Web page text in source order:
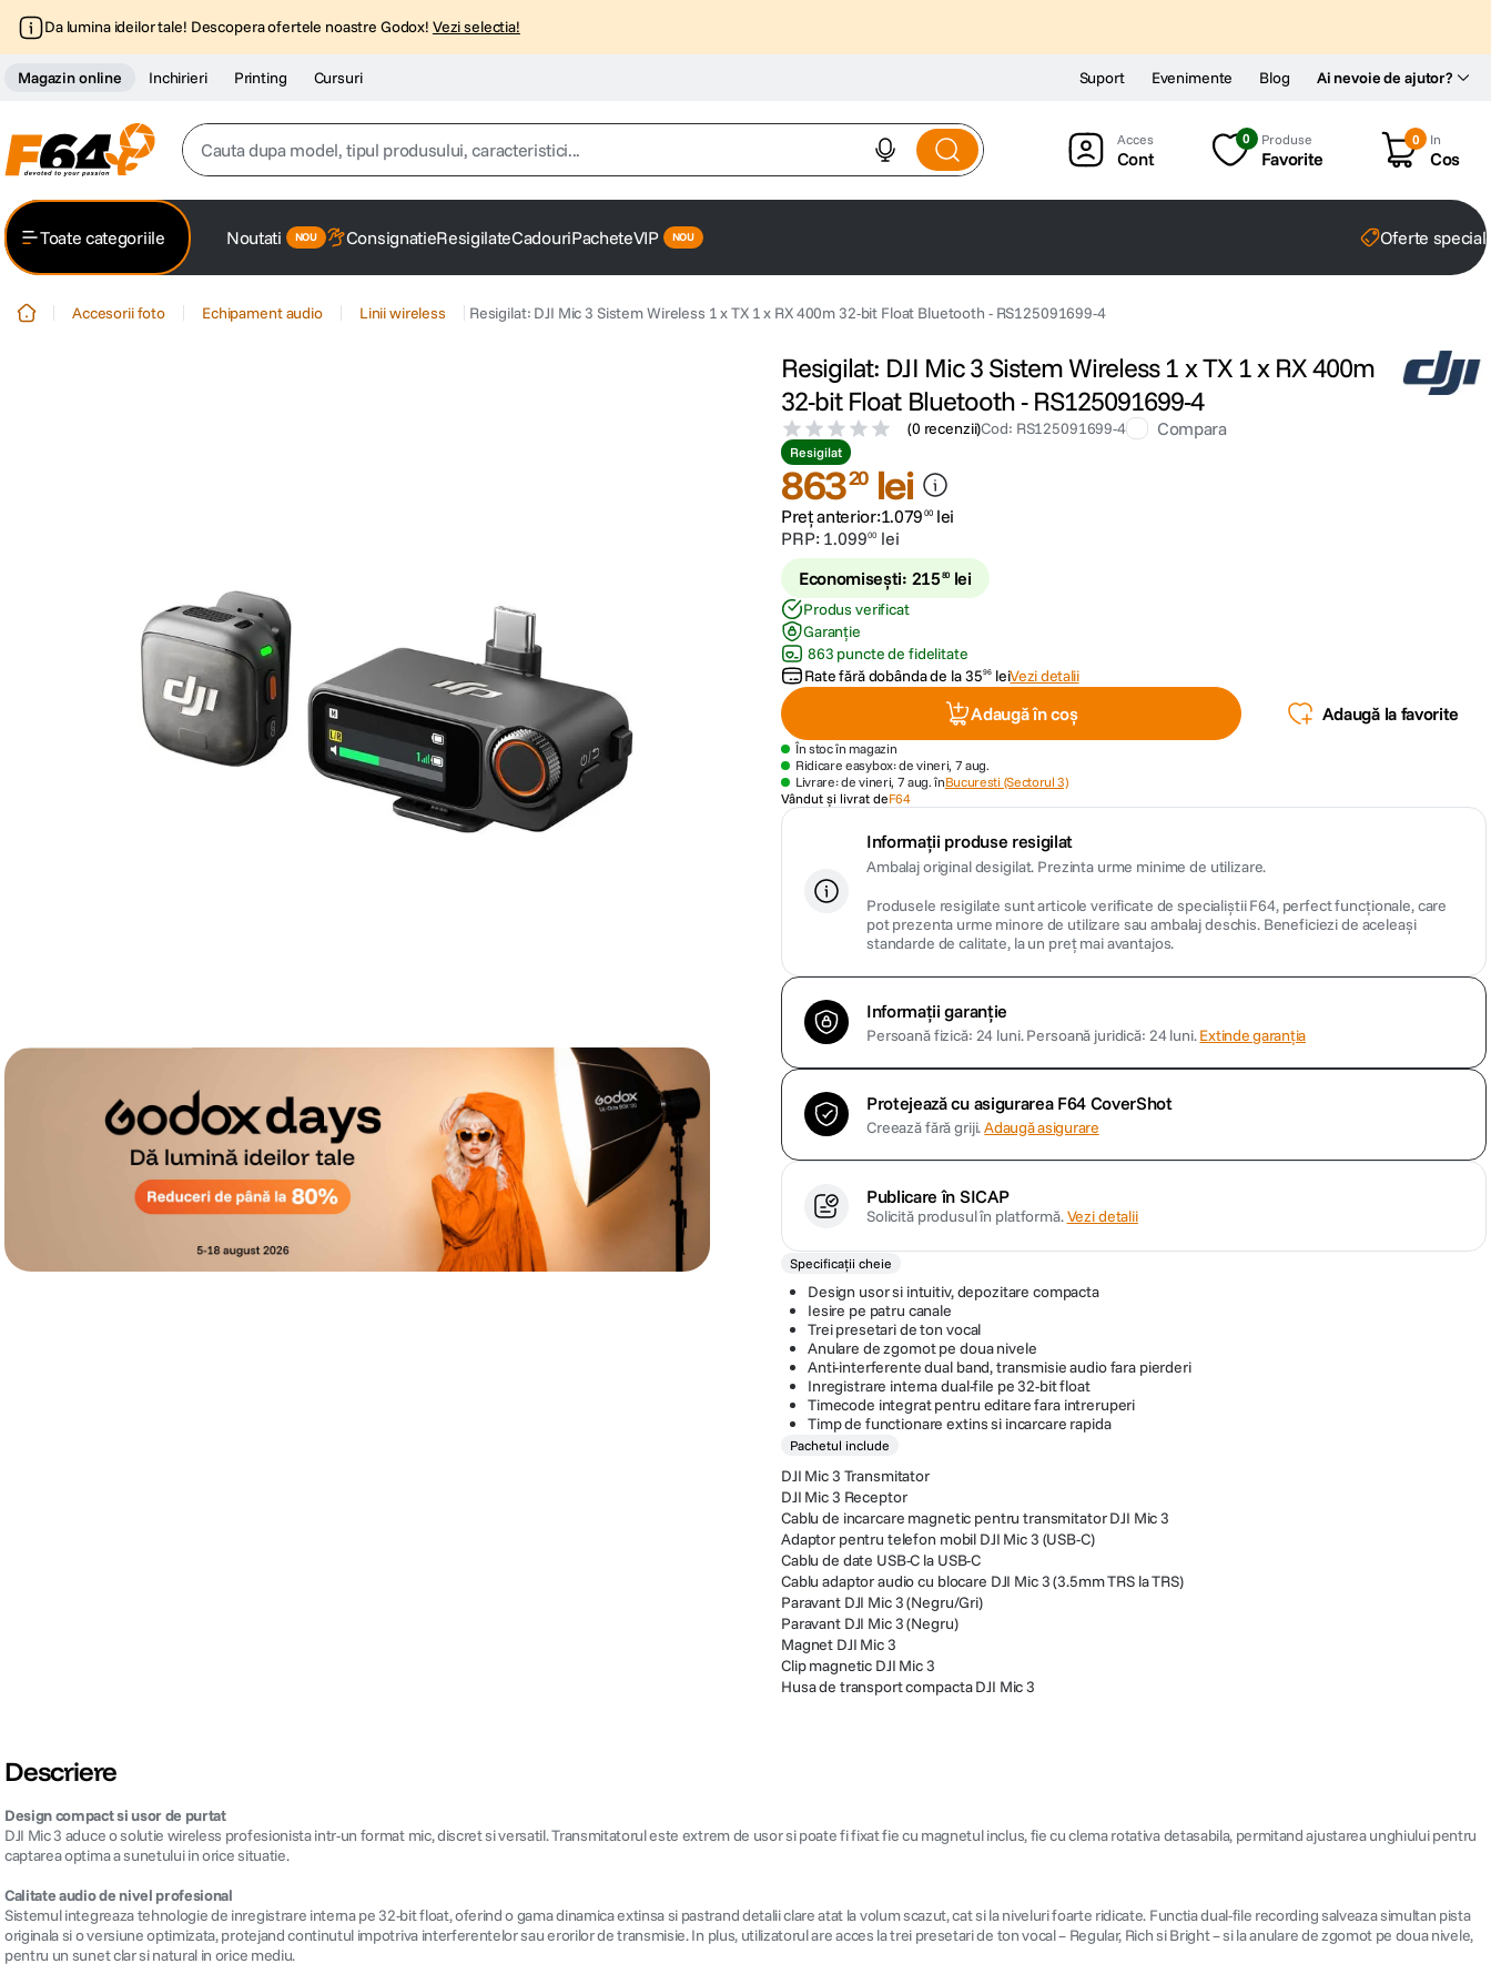
Da lumina ideilor tale! Descopera ofertele noastre Godox! Vezi selectia!
Magazin online Inchirieri Printing Cursuri Ai nevoie de ajutor?
Suport Evenimente Blog
Cauta dupa model, tipul produsului, caracteristici...
2. trepied
7.
. sony fx
dji mic mini
10. dji osmo pocket 4
Cont
0 Produse
Favorite
0 In
Cos
Toate categoriile Noutati ConsignatieResigilateCadouriPacheteVIP Oferte
Accesorii foto Echipament audio Linii wireless Resigilat: DJI Mic 3 Sistem Wireless 1 x TX 1 x RX 400m 32-bit Float Bluetooth - RS125091699-4
Resigilat: DJI Mic 3 Sistem Wireless 1 x TX 1 x RX 400m
32-bit Float Bluetooth - RS125091699-4
(0 recenzii)Cod: RS125091699-4 Compara
Resigilat
86320 lei
Preț anterior:1.079 00 lei
PRP: 1.09900 lei
Economisești: 215 80 lei
Produs verificat
Garanție
863 puncte de fidelitate
Rate fără dobânda de la3596 leiVezi detalii
Adaugă în coș Adaugă la favorite
În stoc în magazin
Ridicare easybox: de vineri, 7 aug.
Livrare: de vineri, 7 aug. înBucuresti (Sectorul 3)
Vândut și livrat deF64
Informații produse resigilat
Ambalaj original desigilat. Prezinta urme minime de utilizare.
Produsele resigilate sunt articole verificate de specialiștii F64, perfect funcționale, care
pot prezenta urme minore de utilizare sau ambalaj deschis. Beneficiezi de aceleași
standarde de calitate, la un preț mai avantajos.
Informații garanție
Persoană fizică: 24 luni.Persoană juridică: 24 luni.Extinde garanția
Protejează cu asigurarea F64 CoverShot
Creează fără griji.Adaugă asigurare
Publicare în SICAP
Solicită produsul în platformă.Vezi detalii
Specificații cheie
Design usor si intuitiv, depozitare compacta
Iesire pe patru canale
Trei presetari de ton vocal
Anulare de zgomot pe doua nivele
Anti-interferente dual band, transmisie audio fara pierderi
Inregistrare interna dual-file pe 32-bit float
Timecode integrat pentru editare fara intreruperi
Timp de functionare extins si incarcare rapida
Pachetul include
DJI Mic 3 Transmitator
DJI Mic 3 Receptor
Cablu de incarcare magnetic pentru transmitator DJI Mic 3
Adaptor pentru telefon mobil DJI Mic 3 (USB-C)
Cablu de date USB-C la USB-C
Cablu adaptor audio cu blocare DJI Mic 3 (3.5mm TRS la TRS)
Paravant DJI Mic 3 (Negru/Gri)
Paravant DJI Mic 3 (Negru)
Magnet DJI Mic 3
Clip magnetic DJI Mic 3
Husa de transport compacta DJI Mic 3
Descriere
Design compact si usor de purtat
DJI Mic 3 aduce o solutie wireless profesionista intr-un format mic, discret si versatil. Transmitatorul este extrem de usor si poate fi fixat fie cu magnetul inclus, fie cu clema rotativa detasabila, permitand ajustarea unghiului pentru
captarea optima a sunetului in orice situatie.
Calitate audio de nivel profesional
Sistemul integreaza tehnologie de inregistrare interna pe 32-bit float, oferind o gama dinamica extinsa si pastrand detalii clare atat la volum scazut, cat si la niveluri foarte ridicate. Functia dual-file recording salveaza simultan pista
originala si o versiune optimizata, protejand continutul impotriva interferentelor sau erorilor de transmisie. In plus, utilizatorul are acces la trei presetari de ton vocal – Regular, Rich si Bright – si la anulare de zgomot pe doua nivele,
pentru un sunet clar si natural in orice mediu.